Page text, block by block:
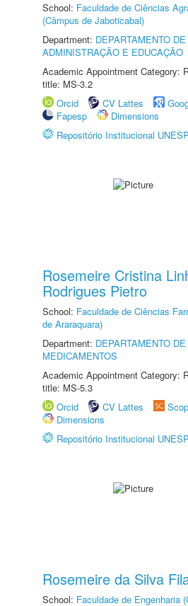
School: Faculdade de Ciências
(Câmpus de Jaboticabal)
Department: DEPARTAMENTO
ADMINISTRAÇÃO E EDUCAÇÃO
Academic Appointment Category:
title: MS-3.2
Orcid
CV Lattes
Fapesp
Dimensions
Repositório Institucional UNESP
Rosemeire Cristina
Rodrigues Pietro
School: Faculdade de Ciências
de Araraquara)
Department: DEPARTAMENTO
MEDICAMENTOS
Academic Appointment Category:
title: MS-5.3
Orcid
CV Lattes
Dimensions
Repositório Institucional UNESP
Rosemeire da Silva
School: Faculdade de Engenharia